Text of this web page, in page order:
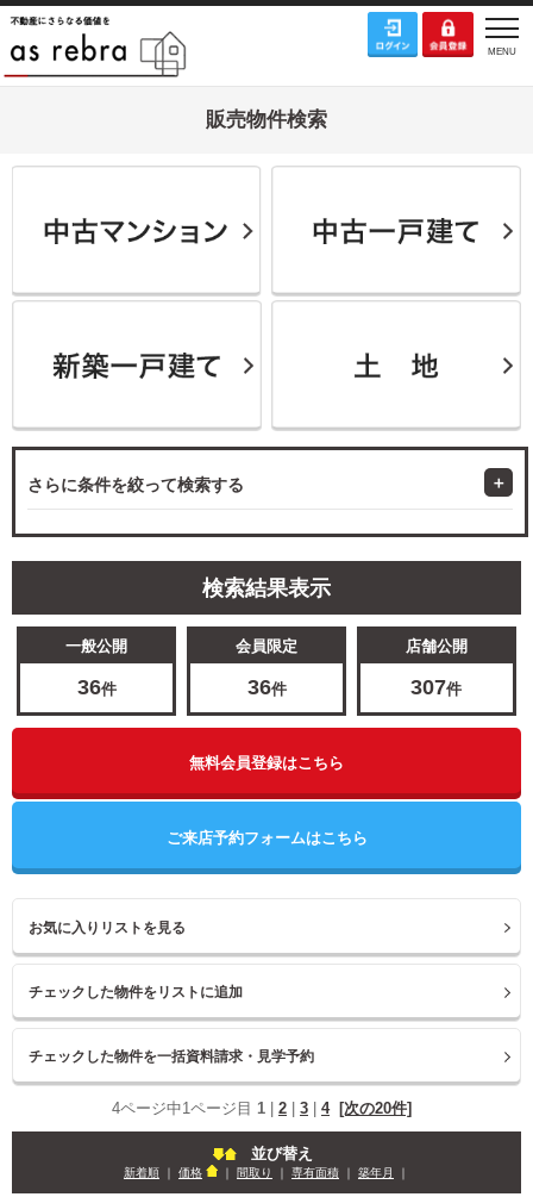
販売物件検索
さらに条件を絞って検索する
検索結果表示
一般公開
36件
会員限定
36件
店舗公開
307件
無料会員登録はこちら
ご来店予約フォームはこちら
お気に入りリストを見る
4ページ中1ページ目 1 2 3 4 [次の20件]
並び替え
新着順 ｜ 価格 ｜ 間取り ｜ 専有面積 ｜ 築年月 ｜